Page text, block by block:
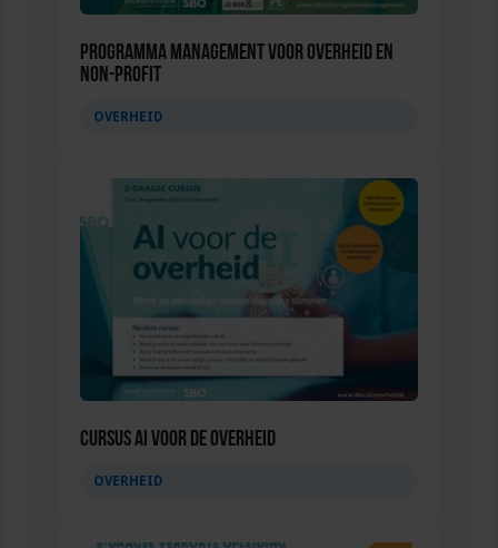
Programma Management voor overheid en
non-profit
OVERHEID
Cursus AI voor de overheid
OVERHEID